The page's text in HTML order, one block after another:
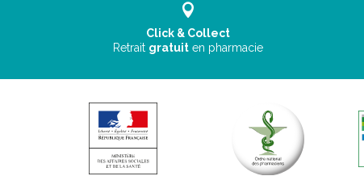
Click & Collect
Retrait gratuit en pharmacie